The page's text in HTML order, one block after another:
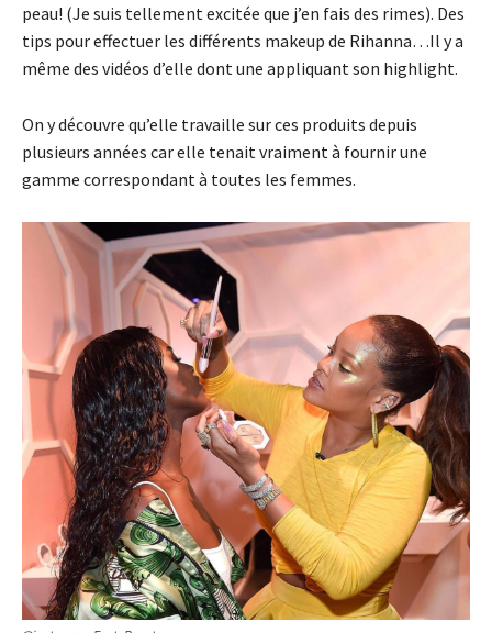
peau! (Je suis tellement excitée que j’en fais des rimes). Des
tips pour effectuer les différents makeup de Rihanna…Il y a
même des vidéos d’elle dont une appliquant son highlight.
On y découvre qu’elle travaille sur ces produits depuis
plusieurs années car elle tenait vraiment à fournir une
gamme correspondant à toutes les femmes.